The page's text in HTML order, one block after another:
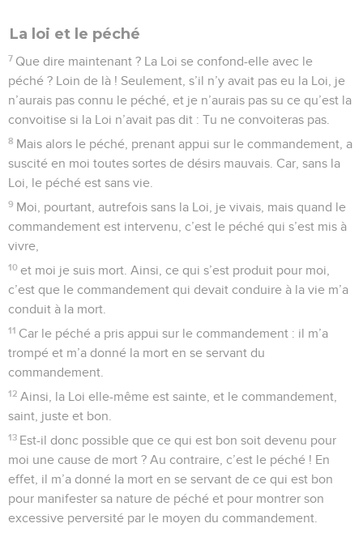
La loi et le péché
7 Que dire maintenant ? La Loi se confond-elle avec le
péché ? Loin de là ! Seulement, s’il n’y avait pas eu la Loi, je
n’aurais pas connu le péché, et je n’aurais pas su ce qu’est la
convoitise si la Loi n’avait pas dit : Tu ne convoiteras pas.
8 Mais alors le péché, prenant appui sur le commandement, a
suscité en moi toutes sortes de désirs mauvais. Car, sans la
Loi, le péché est sans vie.
9 Moi, pourtant, autrefois sans la Loi, je vivais, mais quand le
commandement est intervenu, c’est le péché qui s’est mis à
vivre,
10 et moi je suis mort. Ainsi, ce qui s’est produit pour moi,
c’est que le commandement qui devait conduire à la vie m’a
conduit à la mort.
11 Car le péché a pris appui sur le commandement : il m’a
trompé et m’a donné la mort en se servant du
commandement.
12 Ainsi, la Loi elle-même est sainte, et le commandement,
saint, juste et bon.
13 Est-il donc possible que ce qui est bon soit devenu pour
moi une cause de mort ? Au contraire, c’est le péché ! En
effet, il m’a donné la mort en se servant de ce qui est bon
pour manifester sa nature de péché et pour montrer son
excessive perversité par le moyen du commandement.